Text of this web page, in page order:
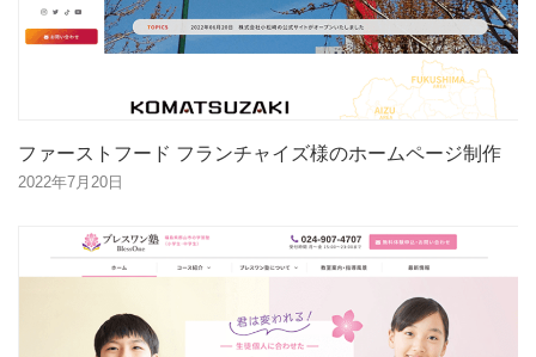
ファーストフード フランチャイズ様のホームページ制作
2022年7月20日